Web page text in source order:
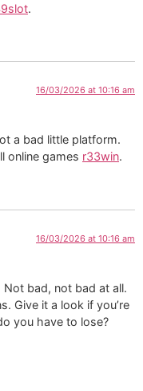
.
16/03/2026 at 10:16 am
a bad little platform.
online games r33win.
16/03/2026 at 10:16 am
bad, not bad at all.
Give it a look if you’re
you have to lose?